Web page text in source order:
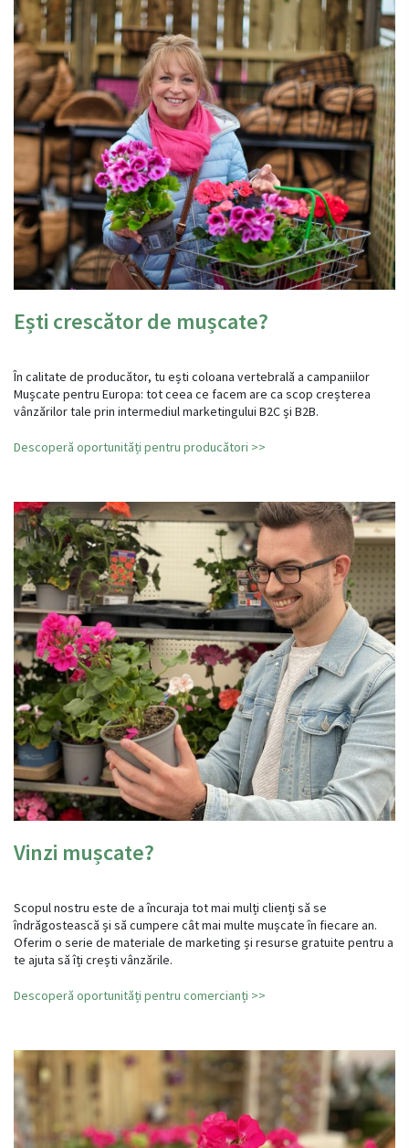
Ești crescător de mușcate?
În calitate de producător, tu ești coloana vertebrală a campaniilor
Mușcate pentru Europa: tot ceea ce facem are ca scop creșterea
vânzărilor tale prin intermediul marketingului B2C și B2B.
Descoperă oportunități pentru producători >>
Vinzi mușcate?
Scopul nostru este de a încuraja tot mai mulți clienți să se
îndrăgostească și să cumpere cât mai multe mușcate în fiecare an.
Oferim o serie de materiale de marketing și resurse gratuite pentru a
te ajuta să îți crești vânzările.
Descoperă oportunități pentru comercianți >>